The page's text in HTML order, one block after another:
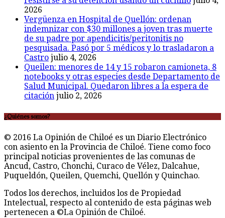
2026
Vergüenza en Hospital de Quellón: ordenan
indemnizar con $30 millones a joven tras muerte
de su padre por apendicitis/peritonitis no
pesquisada. Pasó por 5 médicos y lo trasladaron a
Castro julio 4, 2026
Queilen: menores de 14 y 15 robaron camioneta, 8
notebooks y otras especies desde Departamento de
Salud Municipal. Quedaron libres a la espera de
citación julio 2, 2026
¿Quiénes somos?
© 2016 La Opinión de Chiloé es un Diario Electrónico
con asiento en la Provincia de Chiloé. Tiene como foco
principal noticias provenientes de las comunas de
Ancud, Castro, Chonchi, Curaco de Vélez, Dalcahue,
Puqueldón, Queilen, Quemchi, Quellón y Quinchao.
Todos los derechos, incluidos los de Propiedad
Intelectual, respecto al contenido de esta páginas web
pertenecen a ©La Opinión de Chiloé.